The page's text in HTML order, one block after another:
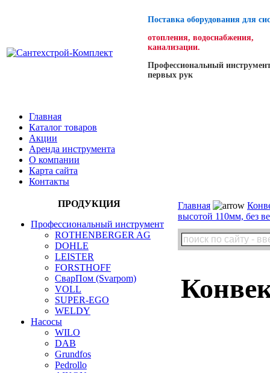
Поставка оборудования для
отопления, водоснабжения,
канализации.
Профессиональный
первых рук
Главная
Каталог товаров
Акции
Аренда инструмента
О компании
Карта сайта
Контакты
ПРОДУКЦИЯ
Профессиональный инструмент
ROTHENBERGER AG
DOHLE
LEISTER
FORSTHOFF
СварПом (Svarpom)
VOLL
SUPER-EGO
WELDY
Насосы
WILO
DAB
Grundfos
Pedrollo
Главная
высотой 110мм, без